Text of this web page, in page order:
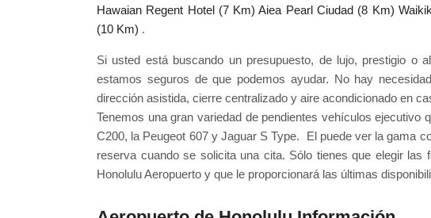
Hawaian Regent Hotel (7 Km) Aiea Pearl Ciudad (8 Km)
(10 Km) .
Si usted está buscando un presupuesto, de lujo, prestigio o
estamos seguros de que podemos ayudar. No hay
dirección asistida, cierre centralizado y aire acondicionado en
Tenemos una gran variedad de pendientes vehículos
C200, la Peugeot 607 y Jaguar S Type. El puede ver la gama
reserva cuando se solicita una cita. Sólo tienes que elegir
Honolulu Aeropuerto y que le proporcionará las últimas